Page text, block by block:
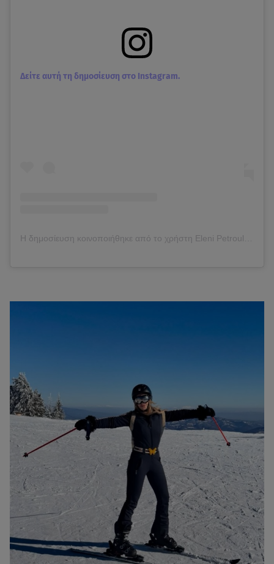
Δείτε αυτή τη δημοσίευση στο Instagram.